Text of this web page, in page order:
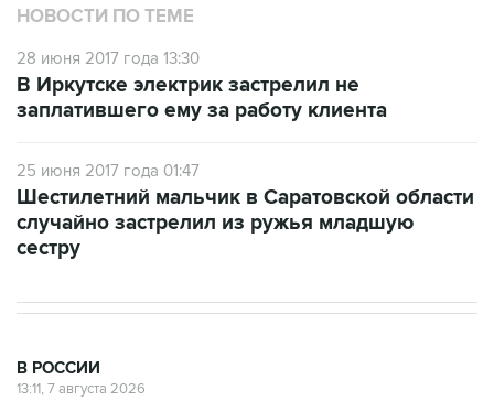
НОВОСТИ ПО ТЕМЕ
28 июня 2017 года 13:30
В Иркутске электрик застрелил не
заплатившего ему за работу клиента
25 июня 2017 года 01:47
Шестилетний мальчик в Саратовской области
случайно застрелил из ружья младшую
сестру
В РОССИИ
13:11, 7 августа 2026